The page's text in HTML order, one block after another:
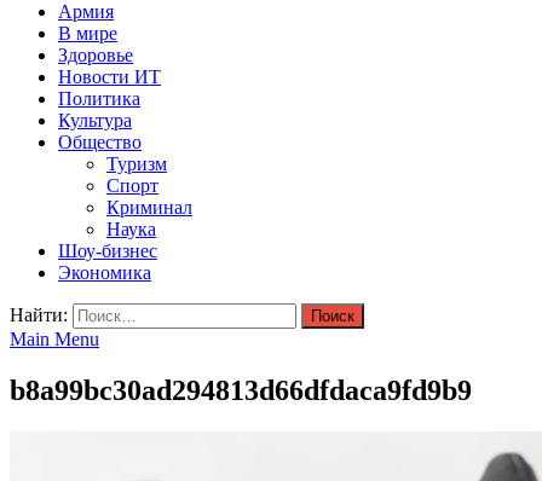
Армия
В мире
Здоровье
Новости ИТ
Политика
Культура
Общество
Туризм
Спорт
Криминал
Наука
Шоу-бизнес
Экономика
Найти:
Main Menu
b8a99bc30ad294813d66dfdaca9fd9b9